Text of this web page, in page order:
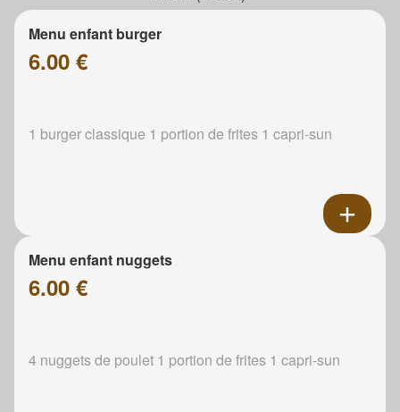
Menu enfant burger
6.00 €
1 burger classique 1 portion de frites 1 capri-sun
Menu enfant nuggets
6.00 €
4 nuggets de poulet 1 portion de frites 1 capri-sun